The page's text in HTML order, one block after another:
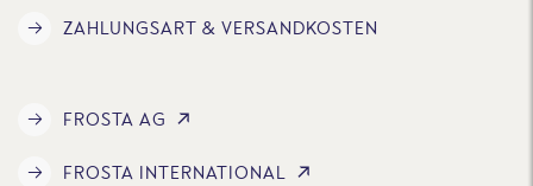
ZAHLUNGSART & VERSANDKOSTEN
FROSTA AG
FROSTA INTERNATIONAL